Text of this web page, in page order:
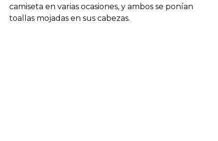
camiseta en varias ocasiones, y ambos se ponían
toallas mojadas en sus cabezas.